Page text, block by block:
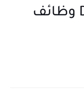
الهندسة في DESCON وظائف